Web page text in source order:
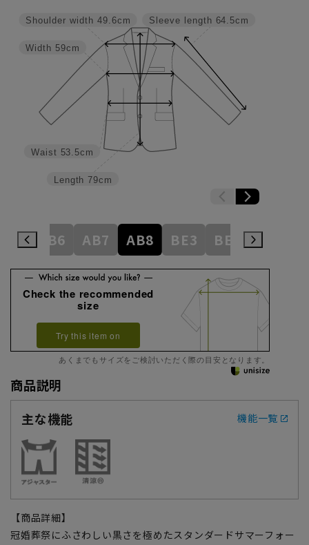
Sleeve length 64.5cm
Length 79cm
Waist 53.5cm
Width 59cm
Shoulder width 49.6cm
AB6 AB7 AB8 BE3 BE4 BE5
Check the recommended
size
Try this item on
あくまでもサイズをご検討いただく際の目安となります。
商品説明
主な機能
機能一覧
【商品詳細】
冠婚葬祭にふさわしい黒さを極めたスタンダードサマーフォー